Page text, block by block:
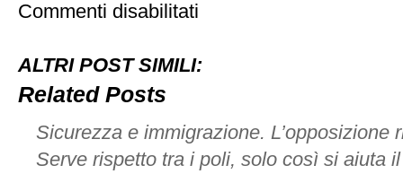
Commenti disabilitati
sinistra?
coalizione
sarà
ALTRI POST SIMILI:
Related Posts
Sicurezza e immigrazione. L’opposizione
Serve rispetto tra i poli, solo così si aiuta